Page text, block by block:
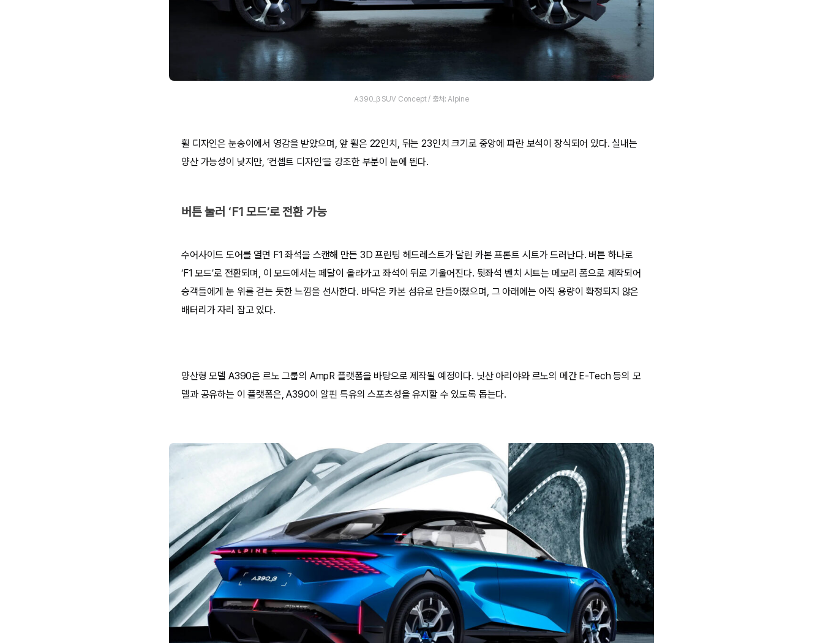
A390_β SUV Concept / 출처: Alpine
휠 디자인은 눈송이에서 영감을 받았으며, 앞 휠은 22인치, 뒤는 23인치 크기로 중앙에 파란 보석이 장식되어 있다. 실내는
양산 가능성이 낮지만, ‘컨셉트 디자인’을 강조한 부분이 눈에 띈다.
버튼 눌러 ‘F1 모드’로 전환 가능
수어사이드 도어를 열면 F1 좌석을 스캔해 만든 3D 프린팅 헤드레스트가 달린 카본 프론트 시트가 드러난다. 버튼 하나로
‘F1 모드’로 전환되며, 이 모드에서는 페달이 올라가고 좌석이 뒤로 기울어진다. 뒷좌석 벤치 시트는 메모리 폼으로 제작되어
승객들에게 눈 위를 걷는 듯한 느낌을 선사한다. 바닥은 카본 섬유로 만들어졌으며, 그 아래에는 아직 용량이 확정되지 않은
배터리가 자리 잡고 있다.
양산형 모델 A390은 르노 그룹의 AmpR 플랫폼을 바탕으로 제작될 예정이다. 닛산 아리야와 르노의 메간 E-Tech 등의 모
델과 공유하는 이 플랫폼은, A390이 알핀 특유의 스포츠성을 유지할 수 있도록 돕는다.